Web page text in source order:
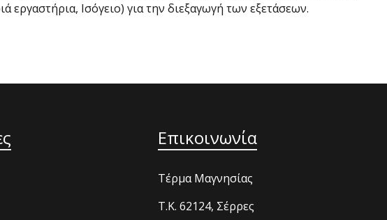
Ισόγειο) για την διεξαγωγή των εξετάσεων.
Επικοινωνία
Τέρμα Μαγνησίας
T.K. 62124, Σέρρες